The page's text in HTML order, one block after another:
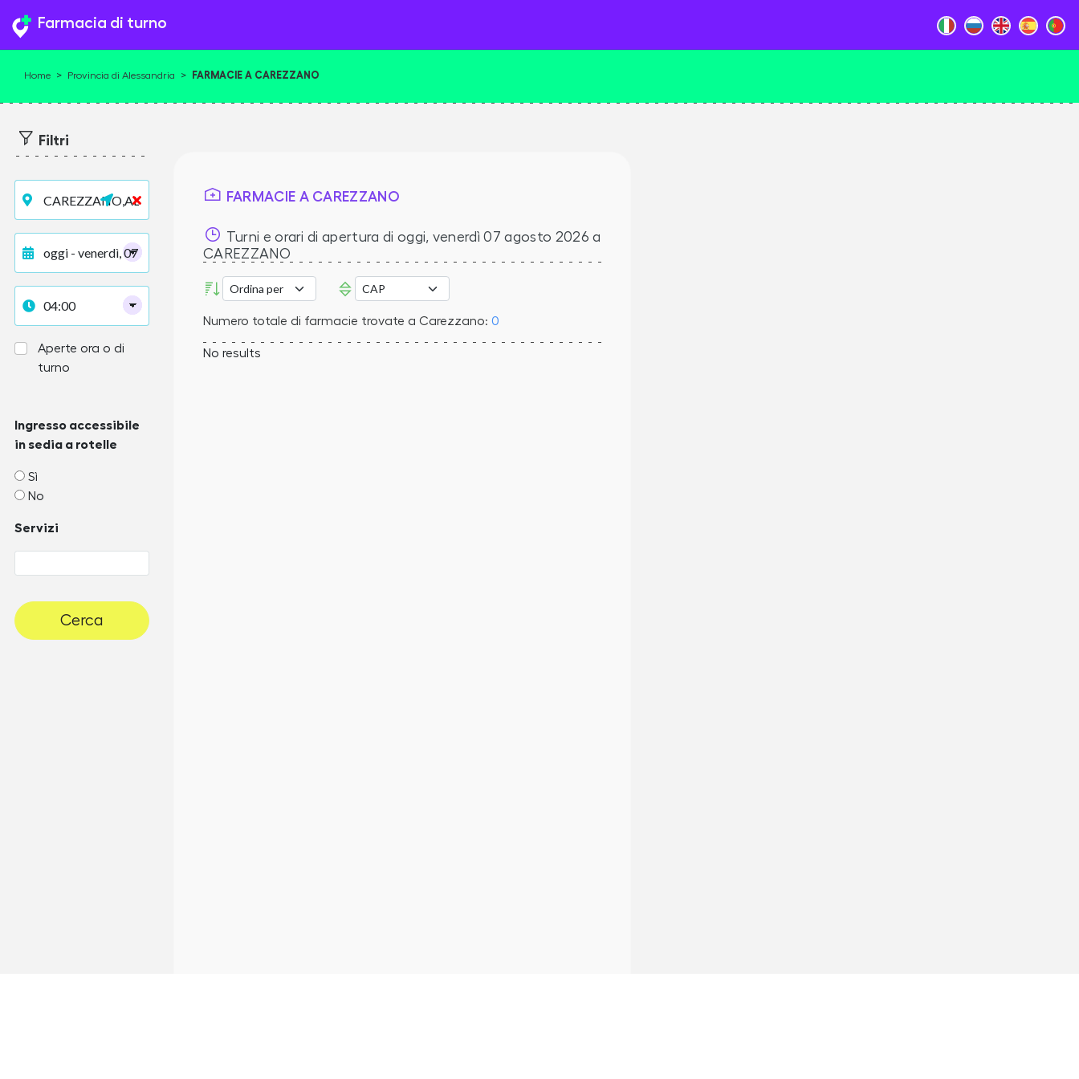
Farmacia di turno
Home > Provincia di Alessandria > FARMACIE A CAREZZANO
FARMACIE A CAREZZANO
Turni e orari di apertura di oggi, venerdì 07 agosto 2026 a
CAREZZANO
Numero totale di farmacie trovate a Carezzano: 0
No results
Filtri
Aperte ora o di
turno
Ingresso accessibile
in sedia a rotelle
Sì
No
Servizi
Cerca